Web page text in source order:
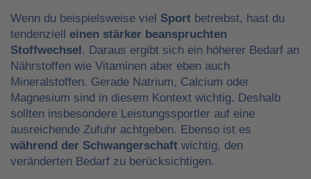
Wenn du beispielsweise viel Sport betreibst, hast du
tendenziell einen stärker beanspruchten
Stoffwechsel. Daraus ergibt sich ein höherer Bedarf an
Nährstoffen wie Vitaminen aber eben auch
Mineralstoffen. Gerade Natrium, Calcium oder
Magnesium sind in diesem Kontext wichtig. Deshalb
sollten insbesondere Leistungssportler auf eine
ausreichende Zufuhr achtgeben. Ebenso ist es
während der Schwangerschaft wichtig, den
veränderten Bedarf zu berücksichtigen.